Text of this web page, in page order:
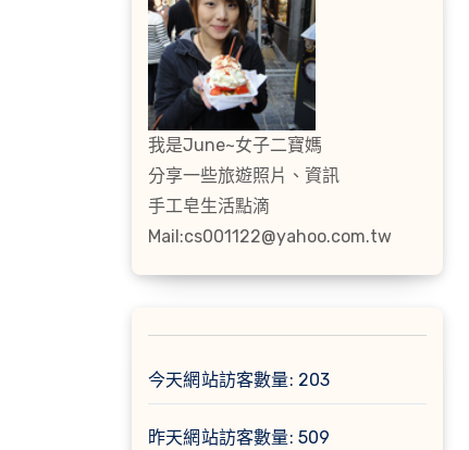
我是June~女子二寶媽
分享一些旅遊照片、資訊
手工皂生活點滴
Mail:cs001122@yahoo.com.tw
今天網站訪客數量: 203
昨天網站訪客數量: 509